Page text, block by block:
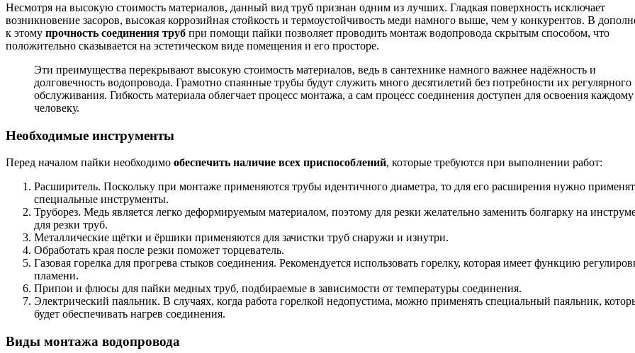
Несмотря на высокую стоимость материалов, данный вид труб признан одним из лучших. Гладкая поверхность исключает
возникновение засоров, высокая коррозийная стойкость и термоустойчивость меди намного выше, чем у конкурентов. В
к этому прочность соединения труб при помощи пайки позволяет проводить монтаж водопровода скрытым способом, что
положительно сказывается на эстетическом виде помещения и его просторе.
Эти преимущества перекрывают высокую стоимость материалов, ведь в сантехнике намного важнее надёжность и
долговечность водопровода. Грамотно спаянные трубы будут служить много десятилетий без потребности их регулярного
обслуживания. Гибкость материала облегчает процесс монтажа, а сам процесс соединения доступен для освоения каждому
человеку.
Необходимые инструменты
Перед началом пайки необходимо обеспечить наличие всех приспособлений, которые требуются при выполнении работ:
Расширитель. Поскольку при монтаже применяются трубы идентичного диаметра, то для его расширения нужно
специальные инструменты.
Труборез. Медь является легко деформируемым материалом, поэтому для резки желательно заменить болгарку на
для резки труб.
Металлические щётки и ёршики применяются для зачистки труб снаружи и изнутри.
Обработать края после резки поможет торцеватель.
Газовая горелка для прогрева стыков соединения. Рекомендуется использовать горелку, которая имеет функцию
пламени.
Припои и флюсы для пайки медных труб, подбираемые в зависимости от температуры соединения.
Электрический паяльник. В случаях, когда работа горелкой недопустима, можно применять специальный паяльник,
будет обеспечивать нагрев соединения.
Виды монтажа водопровода